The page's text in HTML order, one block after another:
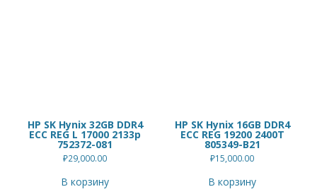
HP SK Hynix 32GB DDR4
ECC REG L 17000 2133p
752372-081
₽29,000.00
В корзину
HP SK Hynix 16GB DDR4
ECC REG 19200 2400T
805349-B21
₽15,000.00
В корзину